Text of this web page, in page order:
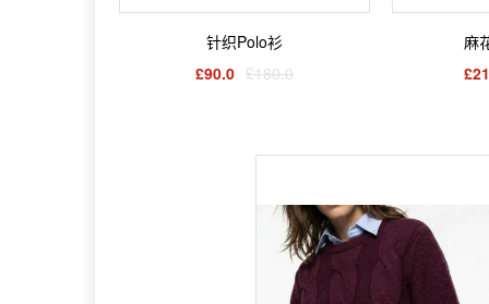
针织Polo衫
£90.0 £180.0
麻